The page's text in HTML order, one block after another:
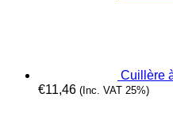
Cuillère
€11,46 (Inc. VAT 25%)